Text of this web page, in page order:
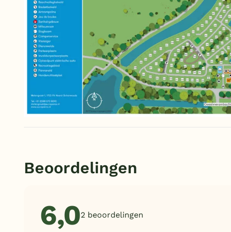
Beoordelingen
6,02 beoordelingen